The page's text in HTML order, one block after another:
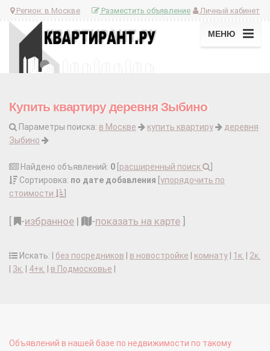
Регион: в Москве Личный кабинет
Разместить объявление
МЕНЮ
Купить квартиру деревня Зыбино
Параметры поиска: в Москве купить квартиру
деревня
Зыбино
Найдено объявлений: 0 расширенный поиск
Сортировка: по дате добавления упорядочить по
стоимости
-избранное | -показать на карте
Искать: | без посредников в новостройке комнату 1к.
2к.
3к. 4+к. в Подмосковье
Объявлений в нашей базе по недвижимости по такому